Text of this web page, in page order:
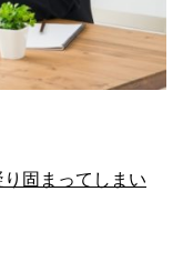
固まってしまい